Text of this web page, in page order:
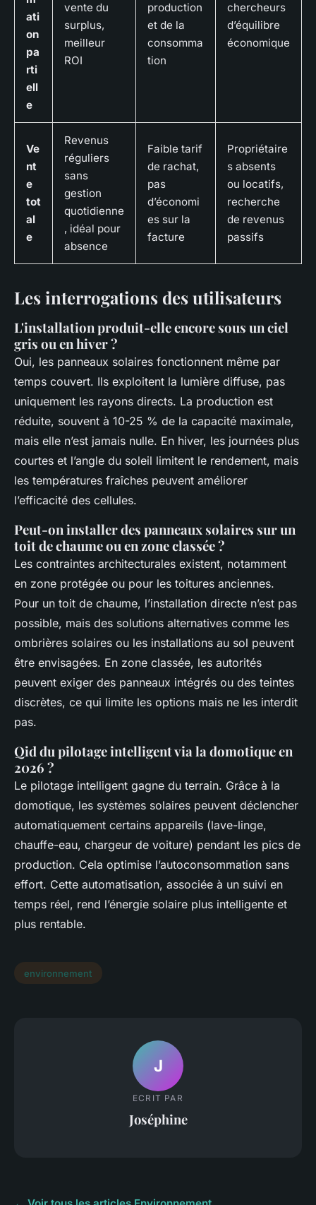
ati
on
pa
rti
ell
e
vente du
surplus,
meilleur
ROI
production
et de la
consomma
tion
chercheurs
d’équilibre
économique
Ve
nt
e
tot
al
e
Revenus
réguliers
sans
gestion
quotidienne
, idéal pour
absence
Faible tarif
de rachat,
pas
d’économi
es sur la
facture
Propriétaire
s absents
ou locatifs,
recherche
de revenus
passifs
Les interrogations des utilisateurs
L'installation produit-elle encore sous un ciel
gris ou en hiver ?
Oui, les panneaux solaires fonctionnent même par
temps couvert. Ils exploitent la lumière diffuse, pas
uniquement les rayons directs. La production est
réduite, souvent à 10-25 % de la capacité maximale,
mais elle n’est jamais nulle. En hiver, les journées plus
courtes et l’angle du soleil limitent le rendement, mais
les températures fraîches peuvent améliorer
l’efficacité des cellules.
Peut-on installer des panneaux solaires sur un
toit de chaume ou en zone classée ?
Les contraintes architecturales existent, notamment
en zone protégée ou pour les toitures anciennes.
Pour un toit de chaume, l’installation directe n’est pas
possible, mais des solutions alternatives comme les
ombrières solaires ou les installations au sol peuvent
être envisagées. En zone classée, les autorités
peuvent exiger des panneaux intégrés ou des teintes
discrètes, ce qui limite les options mais ne les interdit
pas.
Qid du pilotage intelligent via la domotique en
2026 ?
Le pilotage intelligent gagne du terrain. Grâce à la
domotique, les systèmes solaires peuvent déclencher
automatiquement certains appareils (lave-linge,
chauffe-eau, chargeur de voiture) pendant les pics de
production. Cela optimise l’autoconsommation sans
effort. Cette automatisation, associée à un suivi en
temps réel, rend l’énergie solaire plus intelligente et
plus rentable.
environnement
J
ECRIT PAR
Joséphine